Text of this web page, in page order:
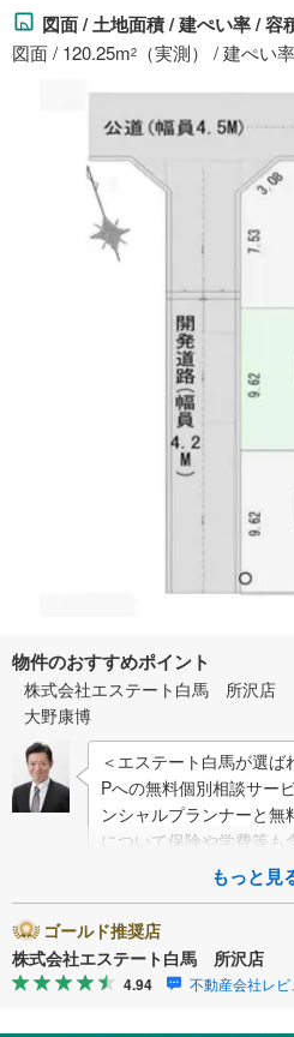
図面 / 土地面積 / 建ぺい率 / 容
図面 / 120.25m2 （実測） / 建ぺい
物件のおすすめポイント
株式会社エステート白馬 所沢店
大野康博
＜エステート白馬が選
Pへの無料個別相談サー
ンシャルプランナーと
について保険や学費等も
提案できます2.物件情報
もっと見
ゴールド推奨店
株式会社エステート白馬 所沢店
4.94 不動産会社レ